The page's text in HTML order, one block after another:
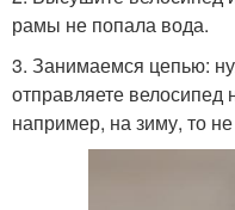
рамы не попала вода.
3. Занимаемся цепью:
отправляете велосипед
например, на зиму, то